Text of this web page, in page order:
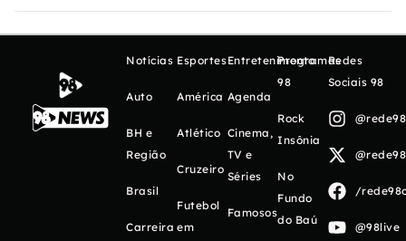
Notícias
Auto
BH e
Região
Brasil
Carreira
Esportes
América
Atlético
Cruzeiro
Futebol
em
Entretenimento
Agenda
Cinema,
TV e
Séries
Famosos
Programas
98
Rock
Insônia
No
Fundo
do Baú
Redes
Sociais 98
/
@98live